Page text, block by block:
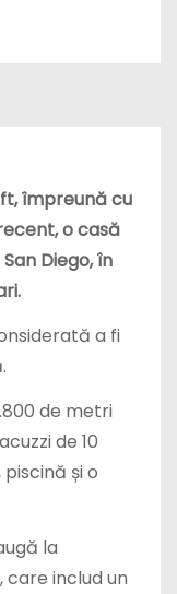
împreună cu
o casă
Diego, în
a fi
de metri
de 10
și o
la
includ un